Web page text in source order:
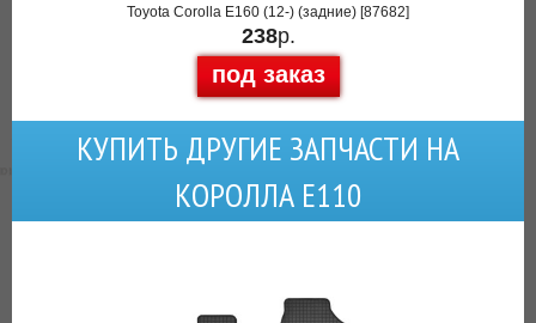
Toyota Corolla E160 (12-) (задние) [87682]
238р.
под заказ
КУПИТЬ ДРУГИЕ ЗАПЧАСТИ НА
КОРОЛЛА Е110